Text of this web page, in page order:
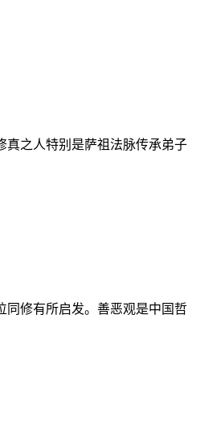
真之人特别是萨祖法脉传承弟子
同修有所启发。善恶观是中国哲